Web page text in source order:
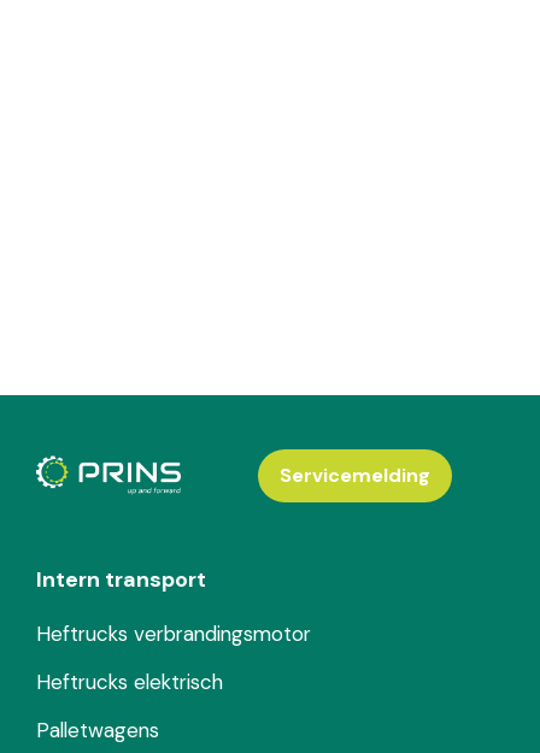
Intern transport
Heftrucks verbrandingsmotor
Heftrucks elektrisch
Palletwagens
Servicemelding